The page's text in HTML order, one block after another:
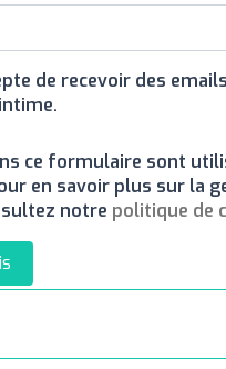
de recevoir des
ce formulaire sont
en savoir plus sur la
notre politique de